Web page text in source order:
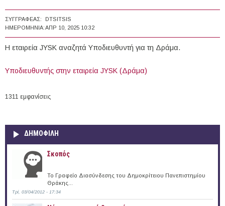
ΣΥΓΓΡΑΦΈΑΣ:
DTSITSIS
ΗΜΕΡΟΜΗΝΊΑ:ΑΠΡ 10, 2025 10:32
Η εταιρεία JYSK αναζητά Υποδιευθυντή για τη Δράμα.
Υποδιευθυντής στην εταιρεία JYSK (Δράμα)
1311 εμφανίσεις
ΔΗΜΟΦΙΛΗ
Σκοπός
Το Γραφείο Διασύνδεσης του Δημοκρίτειου Πανεπιστημίου
Θράκης...
Τρί, 03/04/2012 - 17:34